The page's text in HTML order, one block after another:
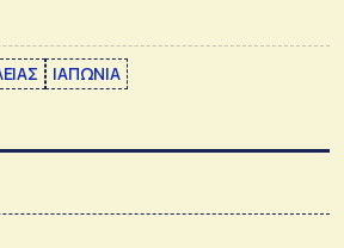
ΙΑΠΩΝΙΑ